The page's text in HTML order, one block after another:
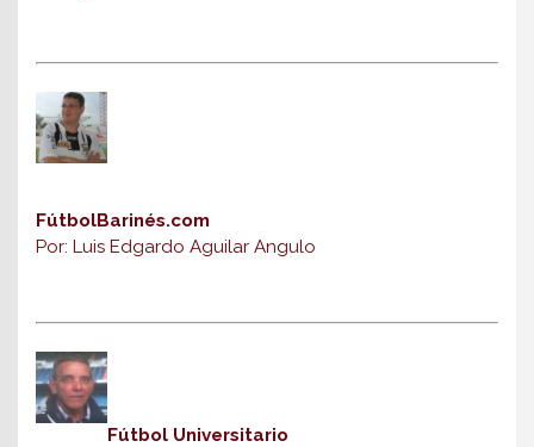
FútbolBarinés.com
Por: Luis Edgardo Aguilar Angulo
Fútbol Universitario